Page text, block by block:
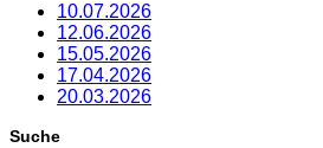
10.07.2026
12.06.2026
15.05.2026
17.04.2026
20.03.2026
Suche